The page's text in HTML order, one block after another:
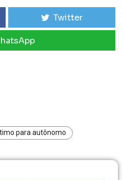
para autônomo
Twitter